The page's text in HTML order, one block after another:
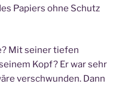
Papiers ohne Schutz
Mit seiner tiefen
Kopf? Er war sehr
verschwunden. Dann